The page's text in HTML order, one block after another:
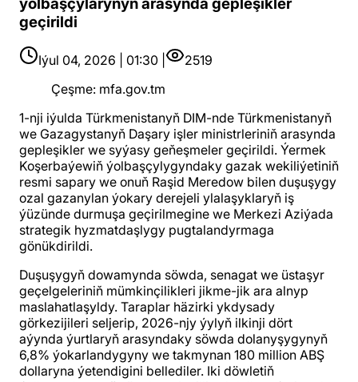
geçirildi
Iýul 04, 2026 | 01:30 |
2519
Çeşme: mfa.gov.tm
1-nji iýulda Türkmenistanyň DIM-nde Türkmenistanyň
we Gazagystanyň Daşary işler ministrleriniň arasynda
gepleşikler we syýasy geňeşmeler geçirildi. Ýermek
Koşerbaýewiň ýolbaşçylygyndaky gazak wekiliýetiniň
resmi sapary we onuň Raşid Meredow bilen duşuşygy
ozal gazanylan ýokary derejeli ylalaşyklaryň iş
ýüzünde durmuşa geçirilmegine we Merkezi Aziýada
strategik hyzmatdaşlygy pugtalandyrmaga
gönükdirildi.
Duşuşygyň dowamynda söwda, senagat we üstaşyr
geçelgeleriniň mümkinçilikleri jikme-jik ara alnyp
maslahatlaşyldy. Taraplar häzirki ykdysady
görkezijileri seljerip, 2026-njy ýylyň ilkinji dört
aýynda ýurtlaryň arasyndaky söwda dolanyşygynyň
6,8% ýokarlandygyny we takmynan 180 million ABŞ
dollaryna ýetendigini bellediler. Iki döwletiň